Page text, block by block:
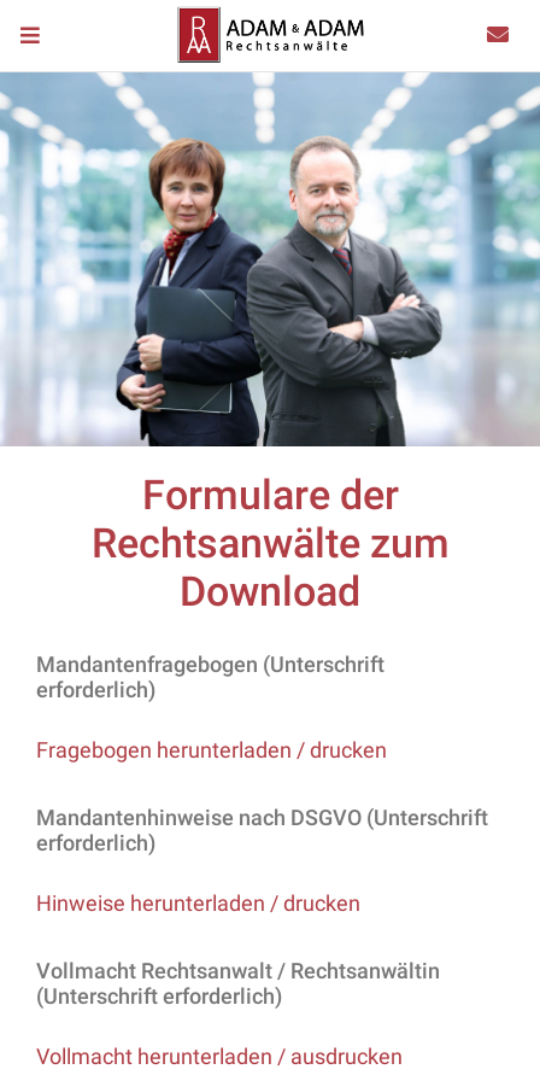
Formulare der
Rechtsanwälte zum
Download
Mandantenfragebogen (Unterschrift
erforderlich)
Fragebogen herunterladen / drucken
Mandantenhinweise nach DSGVO (Unterschrift
erforderlich)
Hinweise herunterladen / drucken
Vollmacht Rechtsanwalt / Rechtsanwältin
(Unterschrift erforderlich)
Vollmacht herunterladen / ausdrucken